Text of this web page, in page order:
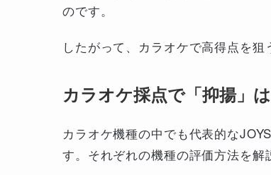
のです。
したがって、カラオケで高得点を狙
カラオケ採点で「抑揚」
カラオケ機種の中でも代表的な
す。それぞれの機種の評価方法を解